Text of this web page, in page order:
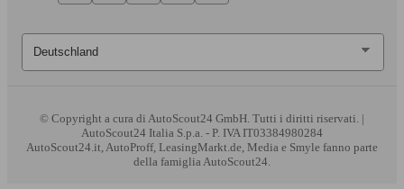
© Copyright a cura di AutoScout24 GmbH. Tutti i diritti riservati. |
AutoScout24 Italia S.p.a. - P. IVA IT03384980284
AutoScout24.it, AutoProff, LeasingMarkt.de, Media e Smyle fanno parte
della famiglia AutoScout24.